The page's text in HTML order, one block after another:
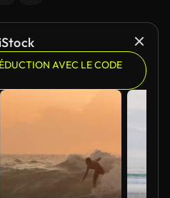
AVEC LE CODE